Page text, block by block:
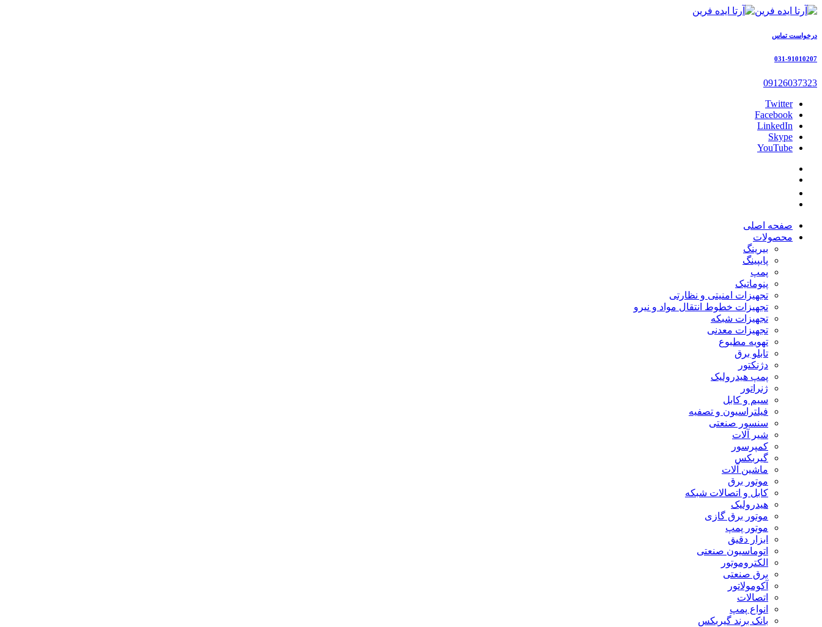
درخواست تماس
031-91010207
09126037323
Twitter
Facebook
LinkedIn
Skype
YouTube
صفحه اصلی
محصولات
بیرینگ
پایپینگ
پمپ
پنوماتیک
تجهیزات امنیتی و نظارتی
تجهیزات خطوط انتقال مواد و نیرو
تجهیزات شبکه
تجهیزات معدنی
تهویه مطبوع
تابلو برق
دژنکتور
پمپ هیدرولیک
ژنراتور
سیم و کابل
فیلتراسیون و تصفیه
سنسور صنعتی
شیر آلات
کمپرسور
گیربکس
ماشین آلات
موتور برق
کابل و اتصالات شبکه
هیدرولیک
موتور برق گازی
موتور پمپ
ابزار دقیق
اتوماسیون صنعتی
الکتروموتور
برق صنعتی
آکومولاتور
اتصالات
انواع پمپ
بانک برند گیربکس